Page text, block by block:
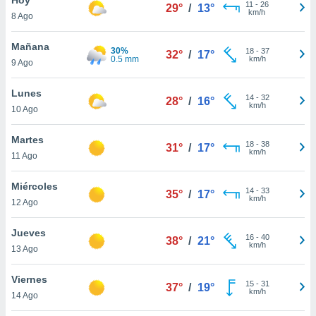
en
más
nuestra
de
cookies
aceptar
8 Ago
29° / 13° 11 - 26
km/h
Mañana
9 Ago
30%
0.5 mm
32° / 17° 18- 37
km/h
Lunes
10 Ago
28° / 16° 14- 32
km/h
Martes
11 Ago
31° / 17° 18- 38
km/h
Miércoles
12 Ago
35° / 17° 14- 33
km/h
Jueves
13 Ago
38° / 21° 16- 40
km/h
Viernes
14 Ago
37° / 19° 15- 31
km/h